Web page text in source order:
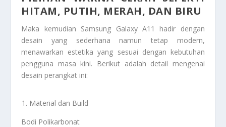
HITAM, PUTIH, MERAH, DAN BIRU
Maka kemudian Samsung Galaxy A11 hadir dengan
desain yang sederhana namun tetap modern,
menawarkan estetika yang sesuai dengan kebutuhan
pengguna masa kini. Berikut adalah detail mengenai
desain perangkat ini:
Material dan Build
Bodi Polikarbonat